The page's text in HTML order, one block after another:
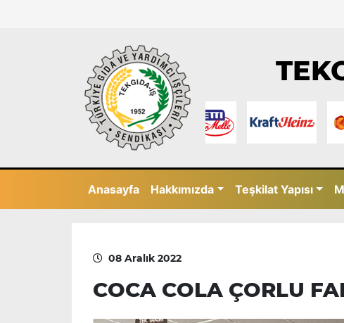
Anasayfa Hakkımızda Teşkilat Yapısı
08 Aralık 2022
COCA COLA ÇORLU